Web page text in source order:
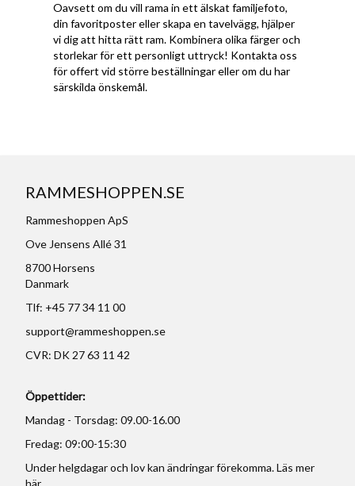
Oavsett om du vill rama in ett älskat familjefoto,
din favoritposter eller skapa en tavelvägg, hjälper
vi dig att hitta rätt ram. Kombinera olika färger och
storlekar för ett personligt uttryck! Kontakta oss
för offert vid större beställningar eller om du har
särskilda önskemål.
RAMMESHOPPEN.SE
Rammeshoppen ApS
Ove Jensens Allé 31
8700 Horsens
Danmark
Tlf: +45 77 34 11 00
support@rammeshoppen.se
CVR: DK 27 63 11 42
Öppettider:
Mandag - Torsdag: 09.00-16.00
Fredag: 09:00-15:30
Under helgdagar och lov kan ändringar förekomma. Läs mer
här